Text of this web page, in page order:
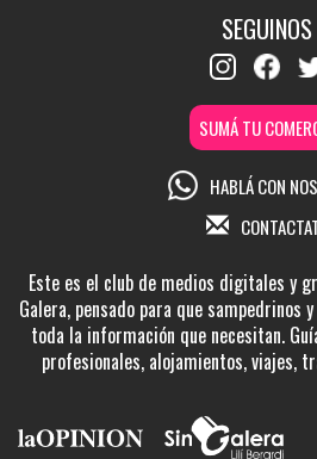
SEGUINOS
SUMÁ TU
HABLÁ CON
Este es el club de medios digitales y
Galera, pensado para que
toda la información que necesitan.
profesionales, alojamientos, viajes,